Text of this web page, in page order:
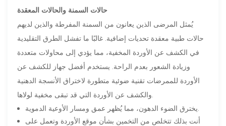
حالات السمنة والحالات المعقدة
يُمثل المرضى الذين يعانون من السمنة المفرطة والذين لديهم
حالات طبية معقدة تحديات إضافية. غالبًا ما تفشل الطرق التقليدية
في الكشف عن الأوردة المخفية، مما يؤدي إلى محاولات متعددة
وزيادة الشعور بعدم الراحة. يستخدم أفضل جهاز للكشف عن
الأوردة للممرضات تقنية ضوئية متطورة لاختراق الأنسجة الدهنية
أنت بذلك تتخلص من التخمين بشأن موقع الأوردة وتعمل على